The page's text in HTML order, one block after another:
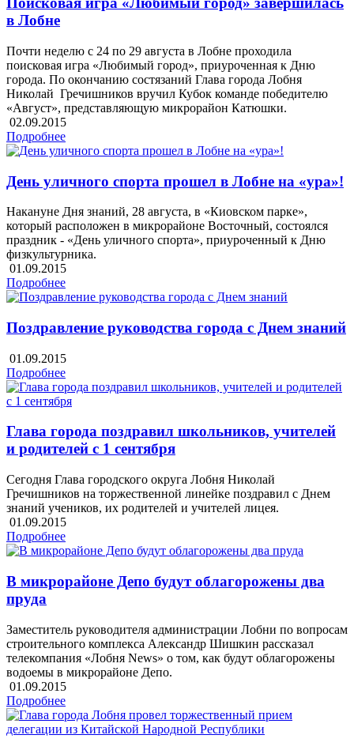
в Лобне
Почти неделю с 24 по 29 августа в Лобне проходила
поисковая игра «Любимый город», приуроченная к Дню
города. По окончанию состязаний Глава города Лобня
Николай Гречишников вручил Кубок команде победителю
«Август», представляющую микрорайон Катюшки.
02.09.2015
Подробнее
День уличного спорта прошел в Лобне на «ура»!
Накануне Дня знаний, 28 августа, в «Киовском парке»,
который расположен в микрорайоне Восточный, состоялся
праздник - «День уличного спорта», приуроченный к Дню
физкультурника.
01.09.2015
Подробнее
Поздравление руководства города с Днем знаний
01.09.2015
Подробнее
Глава города поздравил школьников, учителей
и родителей с 1 сентября
Сегодня Глава городского округа Лобня Николай
Гречишников на торжественной линейке поздравил с Днем
знаний учеников, их родителей и учителей лицея.
01.09.2015
Подробнее
В микрорайоне Депо будут облагорожены два
пруда
Заместитель руководителя администрации Лобни по вопросам
строительного комплекса Александр Шишкин рассказал
телекомпания «Лобня News» о том, как будут облагорожены
водоемы в микрорайоне Депо.
01.09.2015
Подробнее